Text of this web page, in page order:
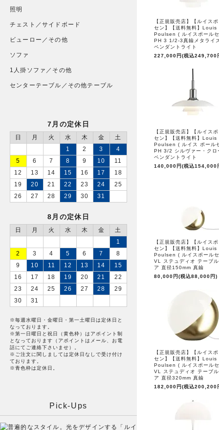
【正規販売店】【ルイス
セン】【送料無料】Louis
Poulsen ( ルイスポール
PH 3 1/2-3真鍮メタライ
ペンダントライト
227,000円(税込249,700
【正規販売店】【ルイス
セン】【送料無料】Louis
Poulsen ( ルイス ポール
PH 3/2 シルヴァー・クロ
ペンダントライト
140,000円(税込154,000
【正規販売店】【ルイス
セン】【送料無料】Louis
Poulsen ( ルイスポール
VL ステュディオ テーブ
ア 直径150mm 真鍮
80,000円(税込88,000円)
【正規販売店】【ルイス
セン】【送料無料】Louis
Poulsen ( ルイスポール
VL ステュディオ テーブ
ア 直径320mm 真鍮
182,000円(税込200,200
照明
チェスト／サイドボード
ビューロー／その他
ソファ
1人掛ソファ／その他
センターテーブル／その他テーブル
7月の定休日
日 月 火 水 木 金
土
1
2 3
4
5
6 7 8 9 10
11
12
13 14 15 16 17
18
19
20 21 22 23 24
25
26
27 28 29 30 31
8月の定休日
日 月 火 水 木 金
土
1
2
3 4 5 6 7
8
9
10 11 12 13 14
15
16
17 18 19 20 21
22
23
24 25 26 27 28
29
30
31
※毎週水曜日・金曜日・第一土曜日は定休日と
なっております。
※第一日曜日と祝日（黄色枠）はアポイント制
となっております（アポイントはメール、お電
話にてご連絡下さいませ）。
※ご注文に関しましては定休日なしで受け付け
ております。
※青色枠は定休日。
Pick-Ups